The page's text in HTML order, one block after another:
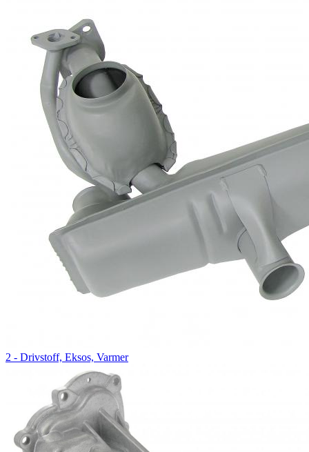
2 - Drivstoff, Eksos, Varmer